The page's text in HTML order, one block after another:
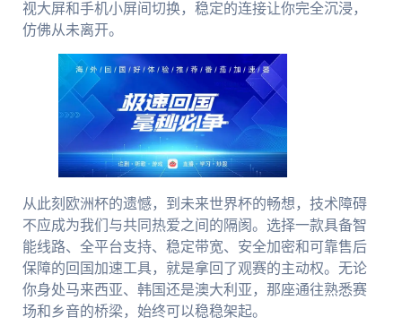
视大屏和手机小屏间切换，稳定的连接让你完全沉浸，
仿佛从未离开。
从此刻欧洲杯的遗憾，到未来世界杯的畅想，技术障碍
不应成为我们与共同热爱之间的隔阂。选择一款具备智
能线路、全平台支持、稳定带宽、安全加密和可靠售后
保障的回国加速工具，就是拿回了观赛的主动权。无论
你身处马来西亚、韩国还是澳大利亚，那座通往熟悉赛
场和乡音的桥梁，始终可以稳稳架起。